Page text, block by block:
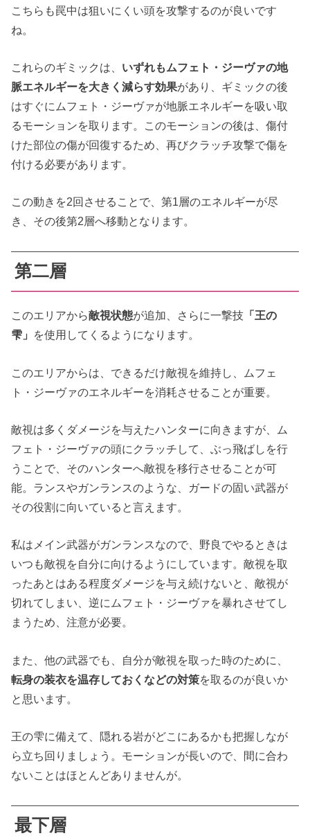
こちらも罠中は狙いにくい頭を攻撃するのが良いです
ね。
これらのギミックは、 いずれもムフェト・ジーヴァの地
脈エネルギーを大きく減らす効果があり、ギミックの後
はすぐにムフェト・ジーヴァが地脈エネルギーを吸い取
るモーションを取ります。このモーションの後は、傷付
けた部位の傷が回復するため、再びクラッチ攻撃で傷を
付ける必要があります。
この動きを2回させることで、第1層のエネルギーが尽
き、その後第2層へ移動となります。
第二層
このエリアから敵視状態が追加、さらに一撃技 「王の
雫」 を使用してくるようになります。
このエリアからは、できるだけ敵視を維持し、ムフェ
ト・ジーヴァのエネルギーを消耗させることが重要。
敵視は多くダメージを与えたハンターに向きますが、ム
フェト・ジーヴァの頭にクラッチして、ぶっ飛ばしを行
うことで、そのハンターへ敵視を移行させることが可
能。ランスやガンランスのような、ガードの固い武器が
その役割に向いていると言えます。
私はメイン武器がガンランスなので、野良でやるときは
いつも敵視を自分に向けるようにしています。敵視を取
ったあとはある程度ダメージを与え続けないと、敵視が
切れてしまい、逆にムフェト・ジーヴァを暴れさせてし
まうため、注意が必要。
また、他の武器でも、自分が敵視を取った時のために、
転身の装衣を温存しておくなどの対策を取るのが良いか
と思います。
王の雫に備えて、隠れる岩がどこにあるかも把握しなが
ら立ち回りましょう。モーションが長いので、間に合わ
ないことはほとんどありませんが。
最下層